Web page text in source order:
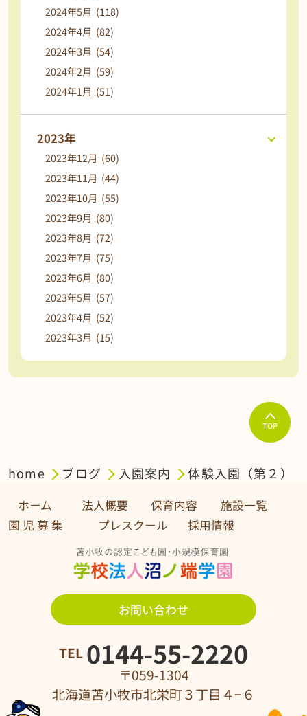
2024年5月 (118)
2024年4月 (82)
2024年3月 (54)
2024年2月 (59)
2024年1月 (51)
2023年
2023年12月 (60)
2023年11月 (44)
2023年10月 (55)
2023年9月 (80)
2023年8月 (72)
2023年7月 (75)
2023年6月 (80)
2023年5月 (57)
2023年4月 (52)
2023年3月 (15)
TOP
home ブログ 入園案内 体験入園（第２）
ホーム 法人概要 保育内容
施設一覧
園 児 募 集 プレスクール
採用情報
お問い合わせ
TEL 0144-55-2220
〒059-1304
北海道苫小牧市北栄町３丁目４−６